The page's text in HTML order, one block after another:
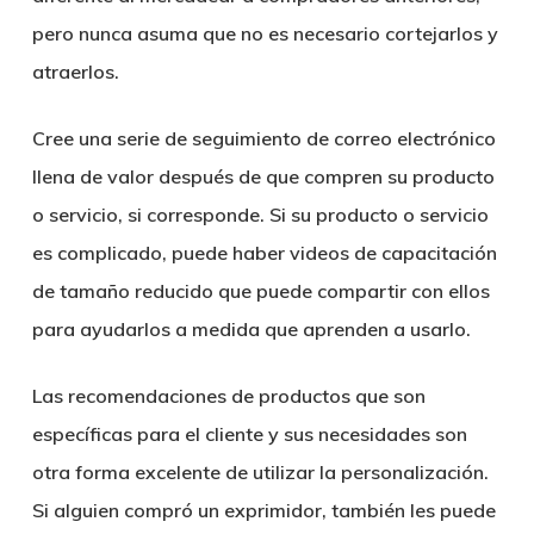
pero nunca asuma que no es necesario cortejarlos y
atraerlos.
Cree una serie de seguimiento de correo electrónico
llena de valor después de que compren su producto
o servicio, si corresponde. Si su producto o servicio
es complicado, puede haber videos de capacitación
de tamaño reducido que puede compartir con ellos
para ayudarlos a medida que aprenden a usarlo.
Las recomendaciones de productos que son
específicas para el cliente y sus necesidades son
otra forma excelente de utilizar la personalización.
Si alguien compró un exprimidor, también les puede